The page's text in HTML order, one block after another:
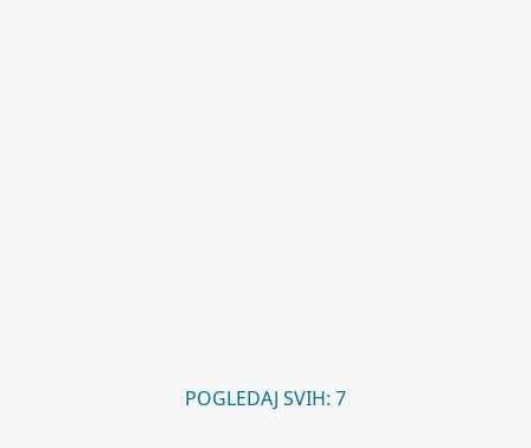
POGLEDAJ SVIH: 7